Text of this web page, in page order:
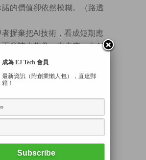
的價值卻依然模糊。（路透
者摒棄把AI技術，看成短期應
應該去想像。在未來，由AI
的「最小可行組織」（MVOs）
，包括如何自主處理重複性、
業務（如借貸審批），人類團
要創造力和戰略判斷的高價值
人與AI便共同構成一個更敏
願景多麼宏偉，若缺乏信任的
都只是空中樓閣。信任，是AI
成為 EJ Tech 會員
最新資訊（附創業懶人包），直達郵
箱！